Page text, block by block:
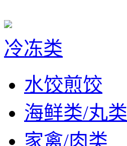
冷冻类
水饺煎饺
海鲜类/丸类
家禽/肉类